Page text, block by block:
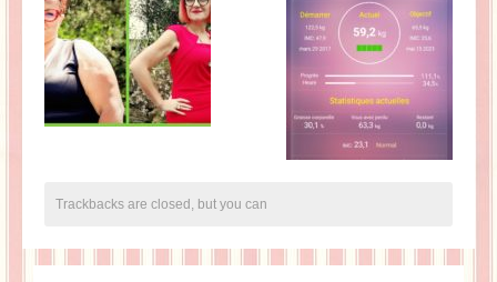
Trackbacks are closed, but you can